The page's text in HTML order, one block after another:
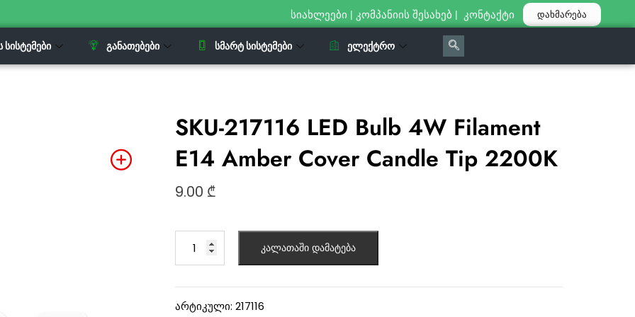
სიახლეები | კომპანიის შესახებ | კონტაქტი დახმარება
ᲡᲘᲡᲢᲔᲛᲔᲑᲘ ᲒᲐᲜᲐᲗᲔᲑᲔᲑᲘ ᲡᲛᲐᲠᲢ ᲡᲘᲡᲢᲔᲛᲔᲑᲘ ᲔᲚᲔᲥᲢᲠᲝ
SKU-217116 LED Bulb 4W Filament
E14 Amber Cover Candle Tip 2200K
9.00 ₾
კალათაში დამატება
არტიკული: 217116